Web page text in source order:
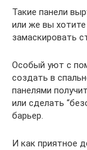
Такие панели
или же вы
замаскировать
Особый уют с
создать в
панелями
или сделать
барьер.
И как приятное